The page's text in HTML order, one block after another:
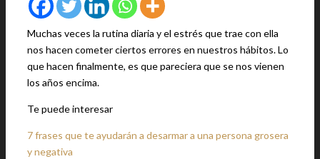
Muchas veces la rutina diaria y el estrés que trae con ella
nos hacen cometer ciertos errores en nuestros hábitos. Lo
que hacen finalmente, es que pareciera que se nos vienen
los años encima.
Te puede interesar
7 frases que te ayudarán a desarmar a una persona grosera
y negativa